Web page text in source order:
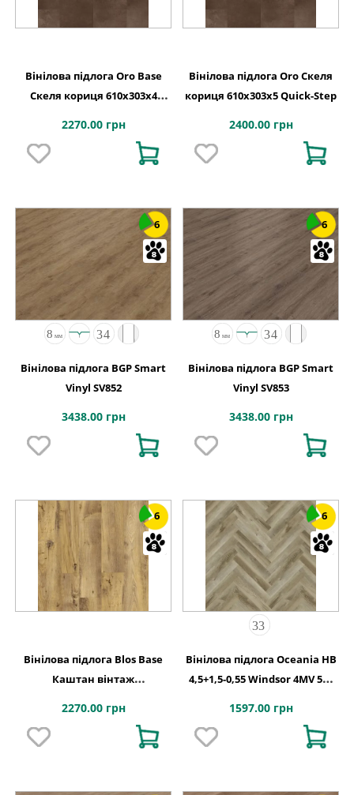
Вінілова підлога Oro Base
Скеля кориця 610х303x4
2270.00 грн
Вінілова підлога Oro Скеля
кориця 610х303x5 Quick-Step
2400.00 грн
6
Вінілова підлога BGP Smart
Vinyl SV852
3438.00 грн
6
Вінілова підлога BGP Smart
Vinyl SV853
3438.00 грн
6
Вінілова підлога Blos Base
Каштан вінтаж
Quick-Step
2270.00 грн
6
Вінілова підлога Oceania HB
4,5+1,5-0,55 Windsor 4MV 5Gi
1597.00 грн